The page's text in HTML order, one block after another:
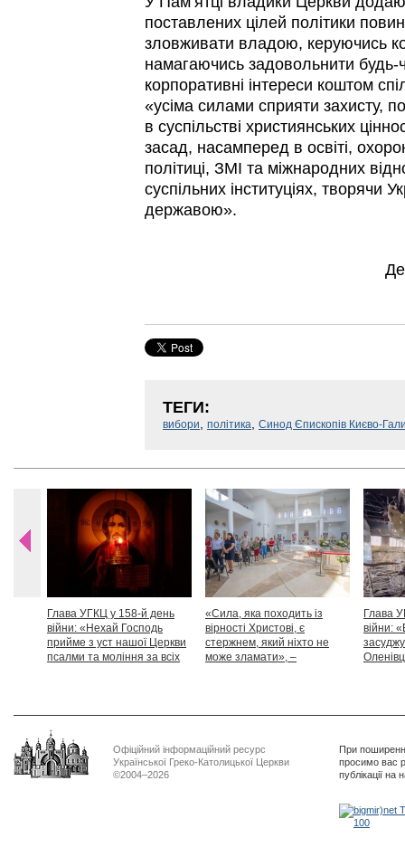
поставлених цілей політики
зловживати владою, керуючись
намагаючись задовольнити будь-
корпоративні інтереси коштом
«усіма силами сприяти захисту,
в суспільстві християнських
засад, насамперед в освіті,
політиці, ЗМІ та міжнародних
суспільних інституціях, творячи
державою».
ТЕГИ:
вибори, політика, Синод Єпископів Києво-
Глава УГКЦ у 158-й день
війни: «Нехай Господь
прийме з уст нашої Церкви
псалми та моління за всіх
«Сила, яка походить із
вірності Христові, є
стержнем, який ніхто не
може зламати», –
Глава
війни:
Офіційний інформаційний ресурс
Української Греко-Католицької Церкви
©2004–2026
При
просимо вас
публікації на